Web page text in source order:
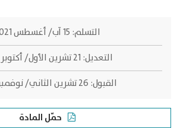
التسلم:
التعديل:
القبول:
حمّل المادة